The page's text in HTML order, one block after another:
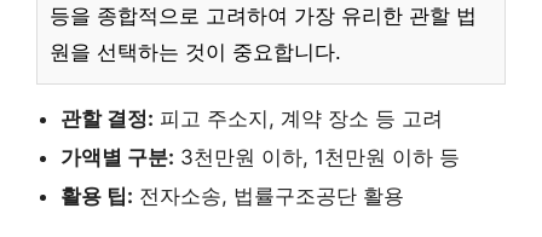
등을 종합적으로 고려하여 가장 유리한 관할 법
원을 선택하는 것이 중요합니다.
관할 결정: 피고 주소지, 계약 장소 등 고려
가액별 구분: 3천만원 이하, 1천만원 이하 등
활용 팁: 전자소송, 법률구조공단 활용